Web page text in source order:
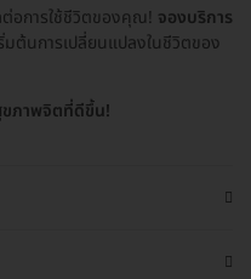
อการใช้ชีวิตของคุณ! จองบริการ
ต้นการเปลี่ยนแปลงในชีวิตของ
ขภาพจิตที่ดีขึ้น!